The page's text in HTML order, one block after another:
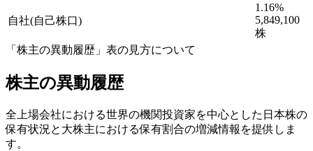
自社(自己株口)
1.16%
5,849,100
株
「株主の異動履歴」表の見方について
株主の異動履歴
全上場会社における世界の機関投資家を中心とした日本株の
保有状況と大株主における保有割合の増減情報を提供しま
す。